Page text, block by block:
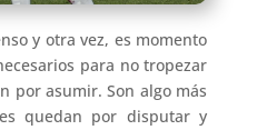
y otra vez, es momento
para no tropezar
por asumir. Son algo más
quedan por disputar y